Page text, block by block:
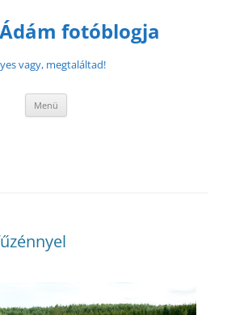
fotóblogja
vagy, megtaláltad!
Menü